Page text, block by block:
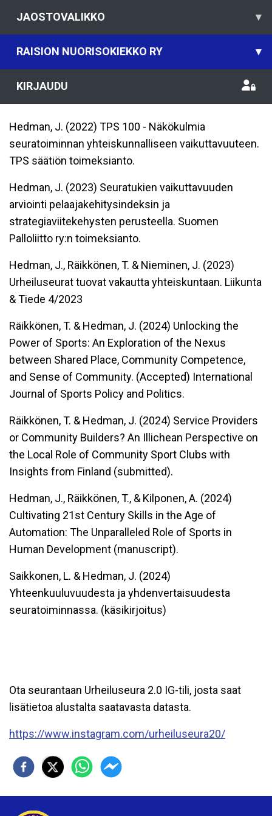
JAOSTOVALIKKO ▾
RAISION NUORISOKIEKKO RY ▾
KIRJAUDU
Hedman, J. (2022) TPS 100 - Näkökulmia
seuratoiminnan yhteiskunnalliseen vaikuttavuuteen.
TPS säätiön toimeksianto.
Hedman, J. (2023) Seuratukien vaikuttavuuden
arviointi pelaajakehitysindeksin ja
strategiaviitekehysten perusteella. Suomen
Palloliitto ry:n toimeksianto.
Hedman, J., Räikkönen, T. & Nieminen, J. (2023)
Urheiluseurat tuovat vakautta yhteiskuntaan. Liikunta
& Tiede 4/2023
Räikkönen, T. & Hedman, J. (2024) Unlocking the
Power of Sports: An Exploration of the Nexus
between Shared Place, Community Competence,
and Sense of Community. (Accepted) International
Journal of Sports Policy and Politics.
Räikkönen, T. & Hedman, J. (2024) Service Providers
or Community Builders? An Illichean Perspective on
the Local Role of Community Sport Clubs with
Insights from Finland (submitted).
Hedman, J., Räikkönen, T., & Kilponen, A. (2024)
Cultivating 21st Century Skills in the Age of
Automation: The Unparalleled Role of Sports in
Human Development (manuscript).
Saikkonen, L. & Hedman, J. (2024)
Yhteenkuuluvuudesta ja yhdenvertaisuudesta
seuratoiminnassa. (käsikirjoitus)
Ota seurantaan Urheiluseura 2.0 IG-tili, josta saat
lisätietoa alustalta saatavasta datasta.
https://www.instagram.com/urheiluseura20/